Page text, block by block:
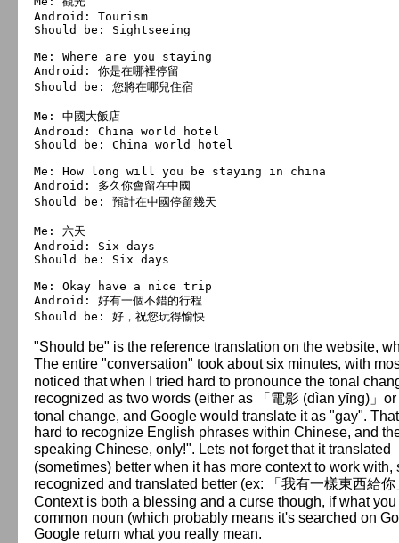
Android: Tourism
Should be: Sightseeing
Me: Where are you staying
Android: 你是在哪裡停留
Should be: 您將在哪兒住宿
Me: 中國大飯店
Android: China world hotel
Should be: China world hotel
Me: How long will you be staying in china
Android: 多久你會留在中國
Should be: 預計在中國停留幾天
Me: 六天
Android: Six days
Should be: Six days
Me: Okay have a nice trip
Android: 好有一個不錯的行程
"Should be" is the reference translation on the website,
The entire "conversation" took about six minutes, with
noticed that when I tried hard to pronounce the tonal
recognized as two words (either as 「電影 (dìan yĭng)」
tonal change, and Google would translate it as "gay".
hard to recognize English phrases within Chinese, and
speaking Chinese, only!". Lets not forget that it translated
(sometimes) better when it has more context to work
recognized and translated better (ex: 「我有一樣東西給
Context is both a blessing and a curse though, if what
common noun (which probably means it's searched on
Google return what you really mean.